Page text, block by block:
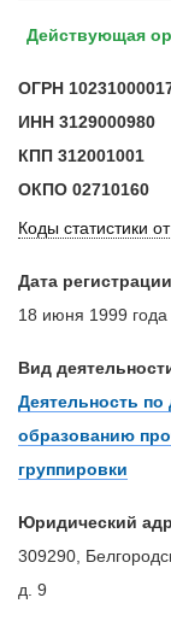
Действующая
ОГРН
ИНН 3129000980
КПП 312001001
ОКПО 02710160
Коды статистики
Дата регистрации
18 июня 1999 года
Вид
Деятельность
образованию
группировки
Юридический
309290,
д. 9